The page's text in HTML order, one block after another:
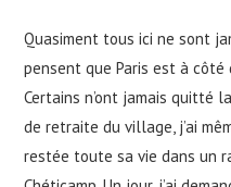
Quasiment tous ici ne sont
pensent que Paris est à côté
Certains n’ont jamais quitté
de retraite du village, j’ai
restée toute sa vie dans un